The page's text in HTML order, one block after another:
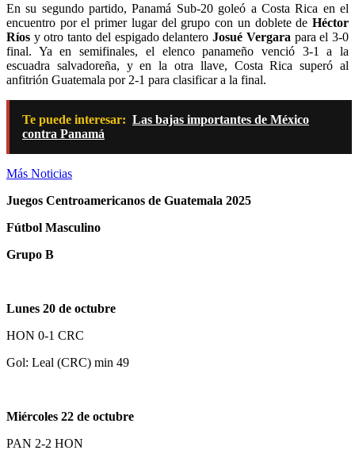
En su segundo partido, Panamá Sub-20 goleó a Costa Rica en el
encuentro por el primer lugar del grupo con un doblete de Héctor
Ríos y otro tanto del espigado delanteroJosué Vergara para el 3-0
final. Ya en semifinales, el elenco panameño venció 3-1 a la
escuadra salvadoreña, y en la otra llave, Costa Rica superó al
anfitrión Guatemala por 2-1 para clasificar a la final.
Te puede interesar: Las bajas importantes de México
contra Panamá
Más Noticias
Juegos Centroamericanos de Guatemala 2025
Fútbol Masculino
Grupo B
Lunes 20 de octubre
HON 0-1 CRC
Gol: Leal (CRC) min 49
Miércoles 22 de octubre
PAN 2-2 HON